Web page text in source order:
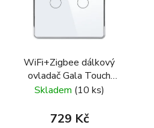
WiFi+Zigbee dálkový
ovladač Gala Touch
dvojtlačítkový
Skladem (10 ks)
729 Kč